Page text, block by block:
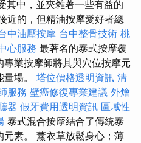
其中，並夾雜著一些有益的
近的，但精油按摩愛好者總
中油壓按摩 台中整骨技術 桃
心服務 最著名的泰式按摩覆
業按摩師將其與穴位按摩元
場。 塔位價格透明資訊 清
服務 壁癌修復專業建議 外燴
器 假牙費用透明資訊 區域性
泰式混合按摩結合了傳統泰
素。 薰衣草放鬆身心；薄